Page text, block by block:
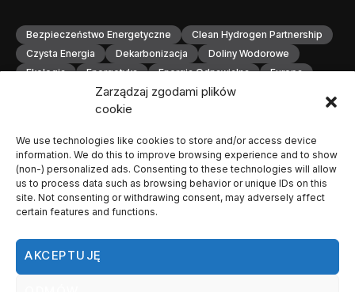
Zarządzaj zgodami plików
cookie
We use technologies like cookies to store and/or access device
information. We do this to improve browsing experience and to show
(non-) personalized ads. Consenting to these technologies will allow
us to process data such as browsing behavior or unique IDs on this
site. Not consenting or withdrawing consent, may adversely affect
certain features and functions.
AKCEPTUJĘ
Bezpieczeństwo Energetyczne
Clean Hydrogen Partnership
Czysta Energia
Dekarbonizacja
Doliny Wodorowe
Ekologia
Energetyka Energia Odnawialna
Europa
Gospodarka Wodorowa
H2
Hydrogen Europe
Infrastruktura Wodorowa
Magazynowanie Energii
Magazynowanie Wodoru
Małopolska
Neutralność Klimatyczna
Odnawialne Źródła Energii
Ogniwa Paliwowe
Orlen
OZE
Polska Produkcja Wodoru
Przemysł
Transformacja Energetyczna